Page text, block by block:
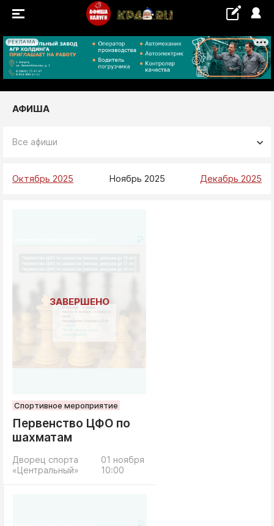
РЕКЛАМА
+18...+19 °С
СОБЫТИЯ
Концерты
АФИША
Все афиши
Октябрь 2025 Ноябрь 2025 Декабрь 2025
Спортивное мероприятие
Первенство ЦФО по
шахматам
01 ноября
10:00
Дворец спорта
«Центральный»